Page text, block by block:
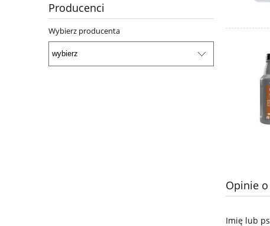
Producenci
Wybierz producenta
Opinie
Imię lub